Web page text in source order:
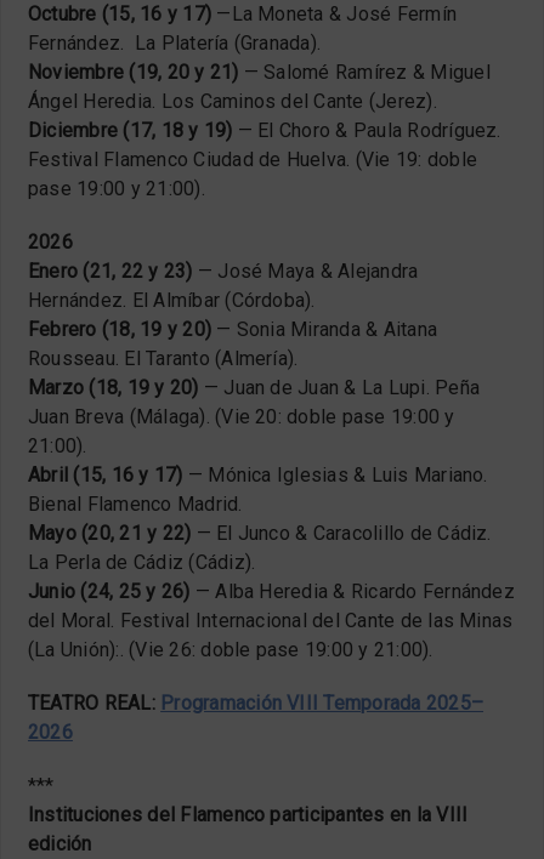
Octubre (15, 16 y 17) —La Moneta & José Fermín
Fernández. La Platería (Granada).
Noviembre (19, 20 y 21) — Salomé Ramírez & Miguel
Ángel Heredia. Los Caminos del Cante (Jerez).
Diciembre (17, 18 y 19) — El Choro & Paula Rodríguez.
Festival Flamenco Ciudad de Huelva. (Vie 19: doble
pase 19:00 y 21:00).
2026
Enero (21, 22 y 23) — José Maya & Alejandra
Hernández. El Almíbar (Córdoba).
Febrero (18, 19 y 20) — Sonia Miranda & Aitana
Rousseau. El Taranto (Almería).
Marzo (18, 19 y 20) — Juan de Juan & La Lupi. Peña
Juan Breva (Málaga). (Vie 20: doble pase 19:00 y
21:00).
Abril (15, 16 y 17) — Mónica Iglesias & Luis Mariano.
Bienal Flamenco Madrid.
Mayo (20, 21 y 22) — El Junco & Caracolillo de Cádiz.
La Perla de Cádiz (Cádiz).
Junio (24, 25 y 26) — Alba Heredia & Ricardo Fernández
del Moral. Festival Internacional del Cante de las Minas
(La Unión):. (Vie 26: doble pase 19:00 y 21:00).
TEATRO REAL: Programación VIII Temporada 2025–
2026
***
Instituciones del Flamenco participantes en la VIII
edición